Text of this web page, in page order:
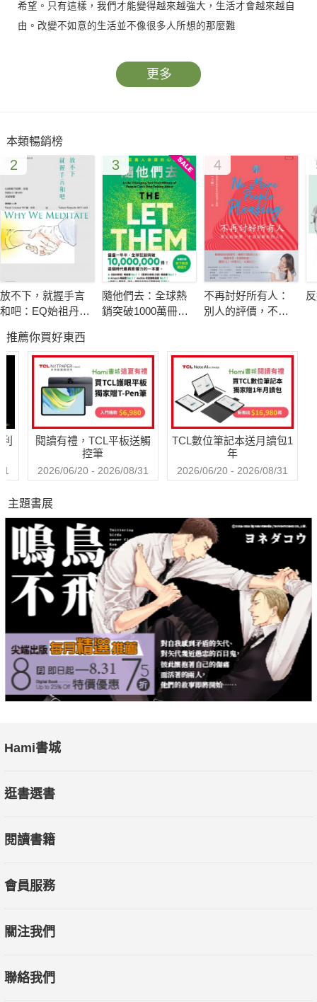
希望。只有這樣，我們才能變得越來越強大，生活才會越來越自
由。改變不如意的生活並不像很多人所想的那麼難
更多
本類暢銷榜
2
放不下，就握手言
和吧：EQ始祖丹尼
波切的冥想智慧
3
隨他們去：全球熱
銷突破1000萬冊現
巧【附放下執念明
信片圖】
4
不再討好所有人：
別人的評價，不該
推薦你買好東西
閱讀有禮，TCL平板送觸
控筆
2026/06/20 - 2026/08/31
TCL數位筆記本送月讀包1
年
2026/06/20 - 2026/08/31
主題書展
Hami書城
逛書選書
閱讀書籍
會員服務
關注我們
聯絡我們